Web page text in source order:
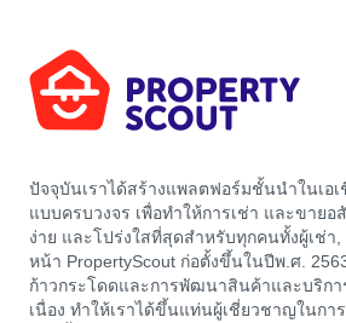
ปัจจุบันเราได้สร้างแพลตฟอร์มชั้นนำในเอเ
แบบครบวงจร เพื่อทำให้การเช่า และขายอ
ง่าย และโปร่งใสที่สุดสำหรับทุกคนทั้งผู้เช่า
หน้า PropertyScout ก่อตั้งขึ้นในปีพ.ศ.
ก้าวกระโดดและการพัฒนาสินค้าและบริก
เนื่อง ทำให้เราได้ขึ้นแท่นผู้เชี่ยวชาญในกา